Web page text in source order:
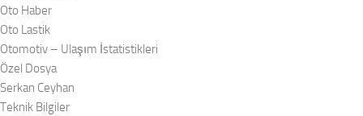
Oto Haber
Oto Lastik
Otomotiv – Ulaşım İstatistikleri
Özel Dosya
Serkan Ceyhan
Teknik Bilgiler